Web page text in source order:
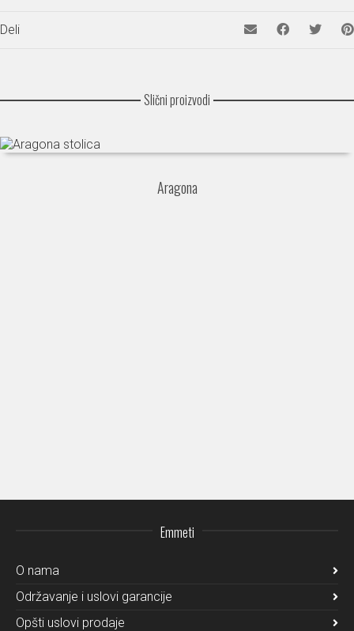
Deli
Slični proizvodi
Aragona
Emmeti
O nama
Održavanje i uslovi garancije
Opšti uslovi prodaje